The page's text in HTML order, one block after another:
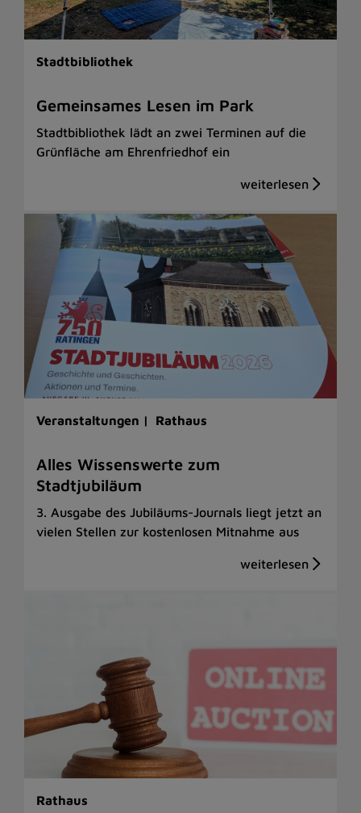
Stadtbibliothek
Gemeinsames Lesen im Park
Stadtbibliothek lädt an zwei Terminen auf die
Grünfläche am Ehrenfriedhof ein
Veranstaltungen | Rathaus
Alles Wissenswerte zum
Stadtjubiläum
3. Ausgabe des Jubiläums-Journals liegt jetzt an
vielen Stellen zur kostenlosen Mitnahme aus
Rathaus